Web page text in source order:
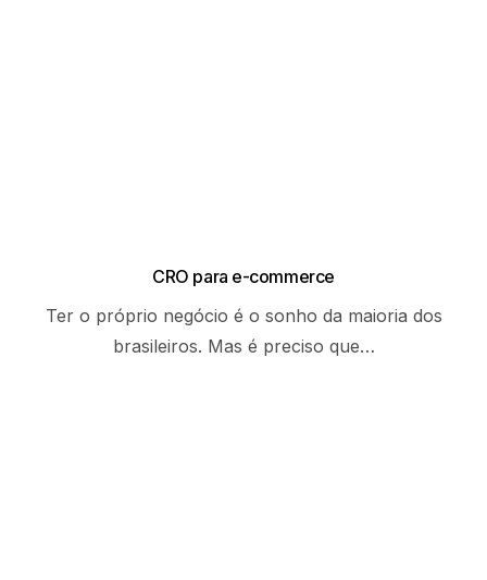
CRO para e-commerce
Ter o próprio negócio é o sonho da maioria dos
brasileiros. Mas é preciso que…